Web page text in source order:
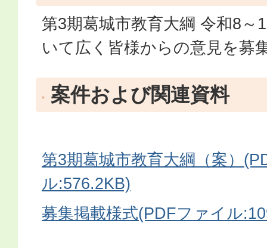
第3期葛城市教育大綱 令和8～
いて広く皆様からの意見を募
案件および関連資料
第3期葛城市教育大綱（案）
ル:576.2KB)
募集掲載様式(PDFファイル